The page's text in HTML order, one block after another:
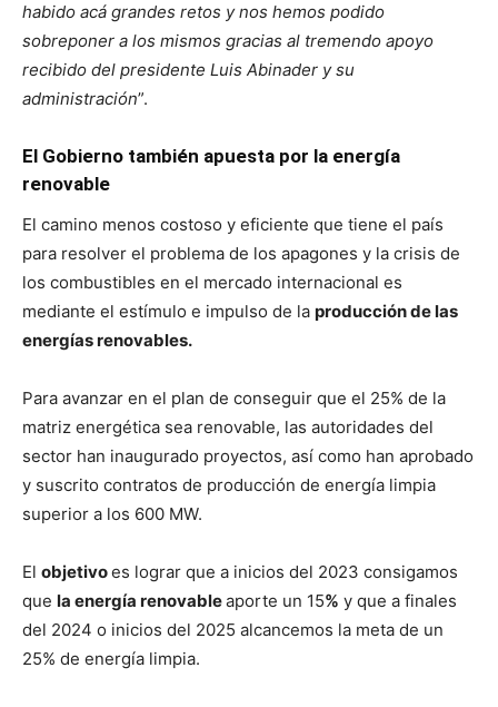
habido acá grandes retos y nos hemos podido
sobreponer a los mismos gracias al tremendo apoyo
recibido del presidente Luis Abinader y su
administración”.
El Gobierno también apuesta por la energía
renovable
El camino menos costoso y eficiente que tiene el país
para resolver el problema de los apagones y la crisis de
los combustibles en el mercado internacional es
mediante el estímulo e impulso de la producción de las
energías renovables.
Para avanzar en el plan de conseguir que el 25% de la
matriz energética sea renovable, las autoridades del
sector han inaugurado proyectos, así como han aprobado
y suscrito contratos de producción de energía limpia
superior a los 600 MW.
El objetivoes lograr que a inicios del 2023 consigamos
que la energía renovableaporte un 15% y que a finales
del 2024 o inicios del 2025 alcancemos la meta de un
25% de energía limpia.